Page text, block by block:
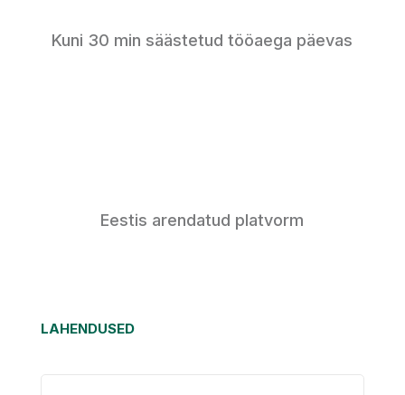
Kuni 30 min säästetud tööaega päevas
Eestis arendatud platvorm
LAHENDUSED